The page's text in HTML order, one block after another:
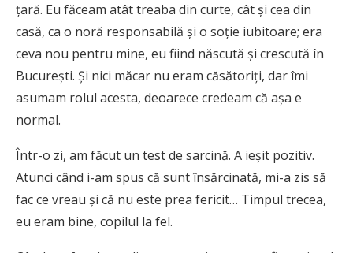
ţară. Eu făceam atât treaba din curte, cât şi cea din
casă, ca o noră responsabilă şi o soţie iubitoare; era
ceva nou pentru mine, eu fiind născută şi crescută în
Bucureşti. Şi nici măcar nu eram căsătoriţi, dar îmi
asumam rolul acesta, deoarece credeam că aşa e
normal.
Într-o zi, am făcut un test de sarcină. A ieşit pozitiv.
Atunci când i-am spus că sunt însărcinată, mi-a zis să
fac ce vreau şi că nu este prea fericit… Timpul trecea,
eu eram bine, copilul la fel.